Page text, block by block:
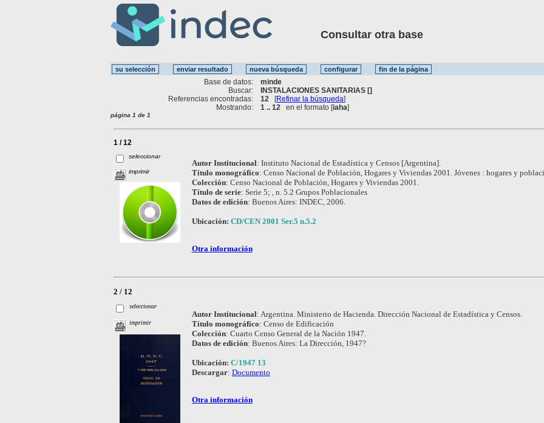
Consultar otra base
Base de datos:
minde
Buscar:
INSTALACIONES SANITARIAS []
Referencias encontradas:
12 [Refinar la búsqueda]
Mostrando:
1 .. 12 en el formato [iaha]
página 1 de 1
1 / 12
seleccionar
imprimir
Autor Institucional: Instituto Nacional de Estadística y Censos [Argentina].
Título monográfico: Censo Nacional de Población, Hogares y Viviendas 2001. Jóvenes : hogares y
Colección: Censo Nacional de Población, Hogares y Viviendas 2001.
Título de serie: Serie 5; , n. 5.2 Grupos Poblacionales
Datos de edición: Buenos Aires: INDEC, 2006.
Ubicación: CD/CEN 2001 Ser.5 n.5.2
Otra información
2 / 12
seleccionar
imprimir
Autor Institucional: Argentina. Ministerio de Hacienda. Dirección Nacional de Estadística y Censos.
Título monográfico: Censo de Edificación
Colección: Cuarto Censo General de la Nación 1947.
Datos de edición: Buenos Aires: La Dirección, 1947?
Ubicación: C/1947 13
Descargar: Documento
Otra información